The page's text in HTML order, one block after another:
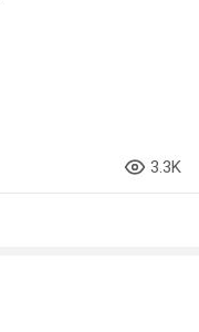
3.3K